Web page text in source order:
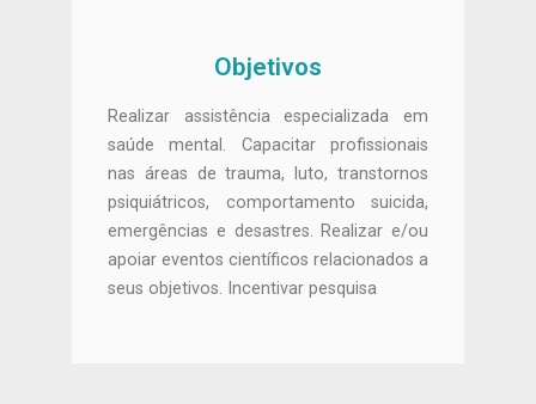
Objetivos
Realizar assistência especializada em
saúde mental. Capacitar profissionais
nas áreas de trauma, luto, transtornos
psiquiátricos, comportamento suicida,
emergências e desastres. Realizar e/ou
apoiar eventos científicos relacionados a
seus objetivos. Incentivar pesquisa